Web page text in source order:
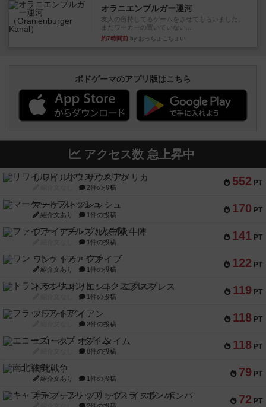
オラニエンブルガー運河
友人の所持してるゲームをさせてもらいました。
まだワーカーの置いていない...
約7時間前 by おっちょこちょい
ボドゲーマのアプリ版はこちら
アクセス数 急上昇中
552 PT
リワイルド：サウスアメリカ
2件の投稿
170 PT
マーケットフレッシュ
紹介文あり 1件の投稿
141 PT
ファイアー・ブルズ / 火牛陣
1件の投稿
122 PT
ワン・トゥ・ファイブ
紹介文あり 1件の投稿
119 PT
トランスオリエント・エクスプレス
1件の投稿
118 PT
フラットアイアン
2件の投稿
118 PT
エコーズ・オブ・タイム
8件の投稿
79 PT
南北戦争
紹介文あり 1件の投稿
72 PT
キャプテン・フリップ：イスラ・ボンバ